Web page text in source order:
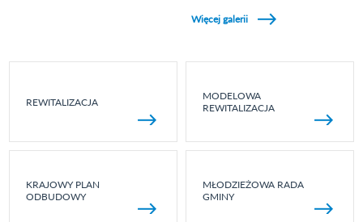
Więcej galerii
REWITALIZACJA
MODELOWA
REWITALIZACJA
KRAJOWY PLAN
ODBUDOWY
MŁODZIEŻOWA RADA
GMINY